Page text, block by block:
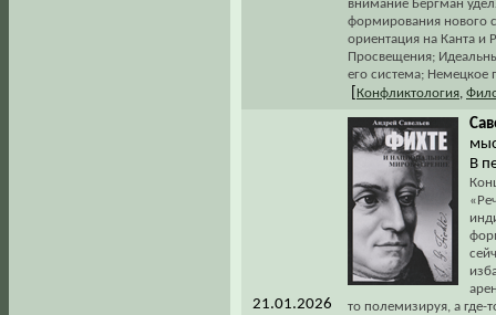
внимание Бергман
формирования нового
ориентация на Канта и
Просвещения;
его система; Немецкое
Конфликтология,
21.01.2026
В
то полемизируя, а где-